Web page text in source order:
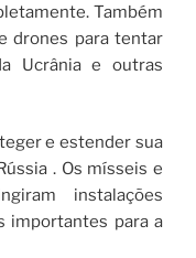
Também
drones para tentar
Ucrânia e outras
e estender sua
. Os mísseis e
instalações
importantes para a